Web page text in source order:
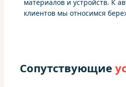
материалов и устройств. К
клиентов мы относимся
Сопутствующие